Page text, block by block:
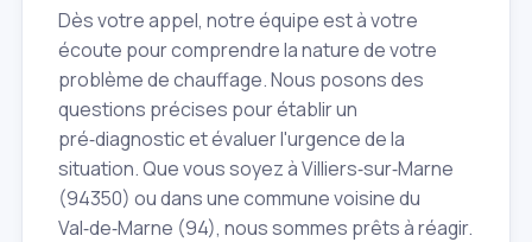
Dès votre appel, notre équipe est à votre
écoute pour comprendre la nature de votre
problème de chauffage. Nous posons des
questions précises pour établir un
pré‑diagnostic et évaluer l'urgence de la
situation. Que vous soyez à Villiers‑sur‑Marne
(94350) ou dans une commune voisine du
Val‑de‑Marne (94), nous sommes prêts à réagir.